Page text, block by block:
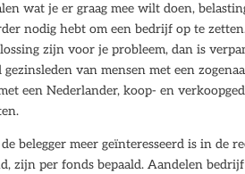
wat je er graag mee wilt doen,
nodig hebt om een bedrijf op te
zijn voor je probleem, dan is
van mensen met een
een Nederlander, koop- en
belegger meer geïnteresseerd is in de
zijn per fonds bepaald. Aandelen